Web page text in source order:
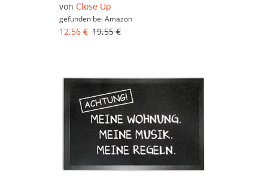
von Close Up
gefunden bei Amazon
12,56 € 19,55 €